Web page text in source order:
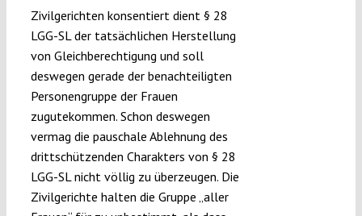
Zivilgerichten konsentiert dient § 28
LGG-SL der tatsächlichen Herstellung
von Gleichberechtigung und soll
deswegen gerade der benachteiligten
Personengruppe der Frauen
zugutekommen. Schon deswegen
vermag die pauschale Ablehnung des
drittschützenden Charakters von § 28
LGG-SL nicht völlig zu überzeugen. Die
Zivilgerichte halten die Gruppe „aller